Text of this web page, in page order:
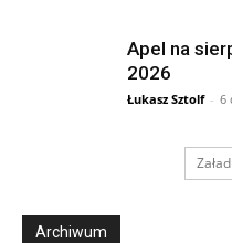
Apel na
2026
Łukasz Sztolf - 6
Archiwum